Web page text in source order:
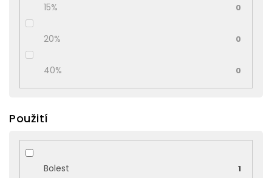
15% 0
20% 0
40% 0
Použití
Bolest 1